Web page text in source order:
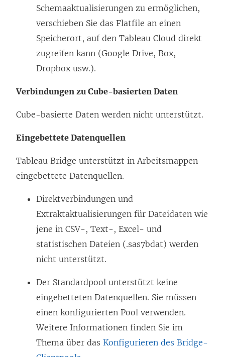
Schemaaktualisierungen zu ermöglichen,
verschieben Sie das Flatfile an einen
Speicherort, auf den Tableau Cloud direkt
zugreifen kann (Google Drive, Box,
Dropbox usw.).
Verbindungen zu Cube-basierten Daten
Cube-basierte Daten werden nicht unterstützt.
Eingebettete Datenquellen
Tableau Bridge unterstützt in Arbeitsmappen
eingebettete Datenquellen.
Direktverbindungen und
Extraktaktualisierungen für Dateidaten wie
jene in CSV-, Text-, Excel- und
statistischen Dateien (.sas7bdat) werden
nicht unterstützt.
Der Standardpool unterstützt keine
eingebetteten Datenquellen. Sie müssen
einen konfigurierten Pool verwenden.
Weitere Informationen finden Sie im
Thema über das Konfigurieren des Bridge-